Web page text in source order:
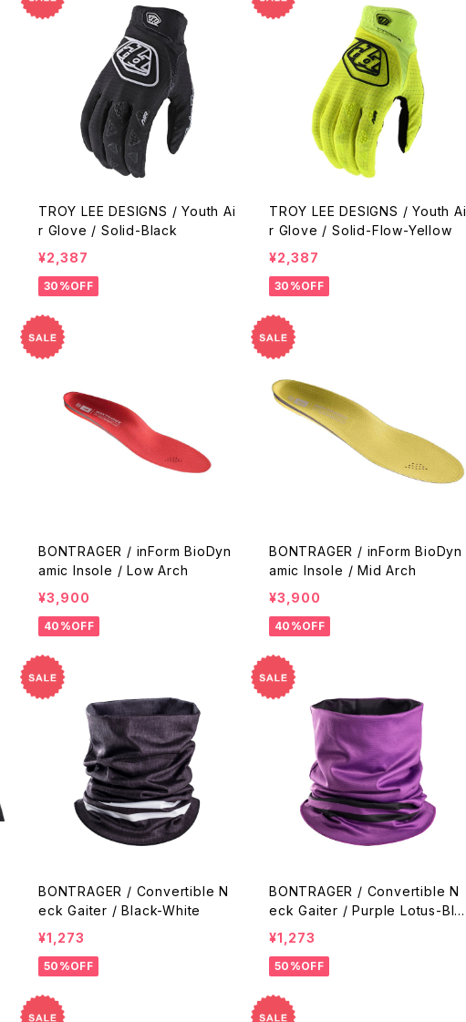
TROY LEE DESIGNS / Youth Ai
r Glove / Solid-Black
¥2,387
30%OFF
TROY LEE DESIGNS / Youth Ai
r Glove / Solid-Flow-Yellow
¥2,387
30%OFF
BONTRAGER / inForm BioDyn
amic Insole / Low Arch
¥3,900
40%OFF
BONTRAGER / inForm BioDyn
amic Insole / Mid Arch
¥3,900
40%OFF
BONTRAGER / Convertible N
eck Gaiter / Black-White
¥1,273
50%OFF
BONTRAGER / Convertible N
eck Gaiter / Purple Lotus-Bla
ck
¥1,273
50%OFF